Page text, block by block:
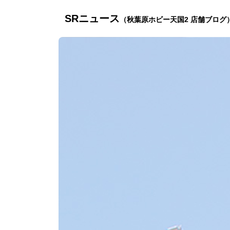
SRニュース （秋葉原ホビー天国2 店舗ブログ